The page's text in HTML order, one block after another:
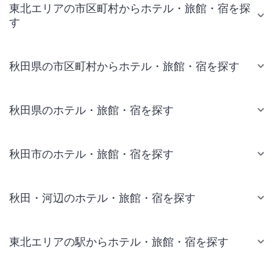
東北エリアの市区町村からホテル・旅館・宿を探
す
秋田県の市区町村からホテル・旅館・宿を探す
秋田県のホテル・旅館・宿を探す
秋田市のホテル・旅館・宿を探す
秋田・河辺のホテル・旅館・宿を探す
東北エリアの駅からホテル・旅館・宿を探す